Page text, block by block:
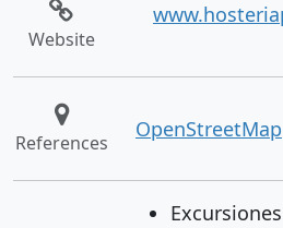
Website
References
OpenStreetMap